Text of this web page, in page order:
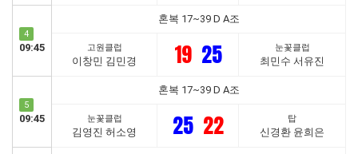
4
09:45
혼복 17~39 D A조
고원클럽
이창민 김민경 19 25 눈꽃클럽
최민수 서유진
5
09:45
혼복 17~39 D A조
눈꽃클럽
김영진 허소영 25 22 탑
신경환 윤희은